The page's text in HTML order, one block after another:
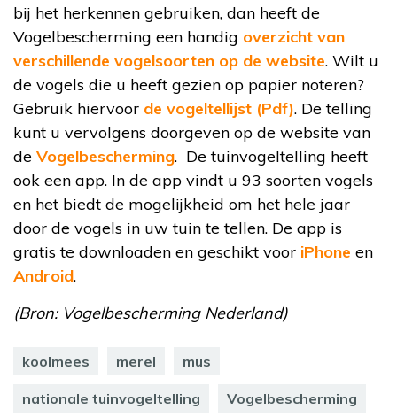
bij het herkennen gebruiken, dan heeft de
Vogelbescherming een handig overzicht van
verschillende vogelsoorten op de website. Wilt u
de vogels die u heeft gezien op papier noteren?
Gebruik hiervoor de vogeltellijst (Pdf). De telling
kunt u vervolgens doorgeven op de website van
de Vogelbescherming. De tuinvogeltelling heeft
ook een app. In de app vindt u 93 soorten vogels
en het biedt de mogelijkheid om het hele jaar
door de vogels in uw tuin te tellen. De app is
gratis te downloaden en geschikt voor iPhone en
Android.
(Bron: Vogelbescherming Nederland)
koolmees merel mus
nationale tuinvogeltelling Vogelbescherming